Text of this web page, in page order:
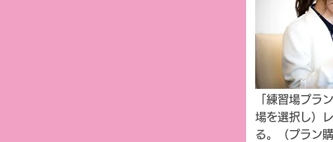
「練習場プラ
場を選択し）
る。（プラン